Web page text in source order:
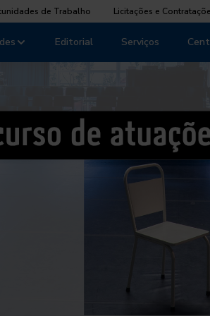
de Trabalho Licitações e
Editorial Serviços